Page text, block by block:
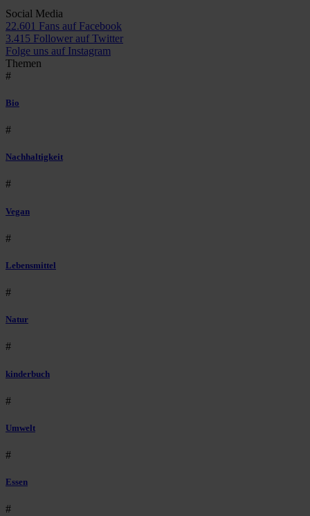
Social Media
22.601 Fans auf Facebook
3.415 Follower auf Twitter
Folge uns auf Instagram
Themen
#
Bio
#
Nachhaltigkeit
#
Vegan
#
Lebensmittel
#
Natur
#
kinderbuch
#
Umwelt
#
Essen
#